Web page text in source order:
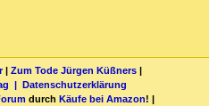
| Zum Tode Jürgen Küßners |
| Datenschutzerklärung
durch Käufe bei Amazon! |